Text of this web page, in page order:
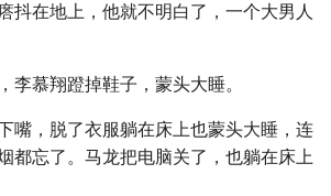
抖在地上，他就不明白了，一个大男人
李慕翔蹬掉鞋子，蒙头大睡。
嘴，脱了衣服躺在床上也蒙头大睡，连
都忘了。马龙把电脑关了，也躺在床上